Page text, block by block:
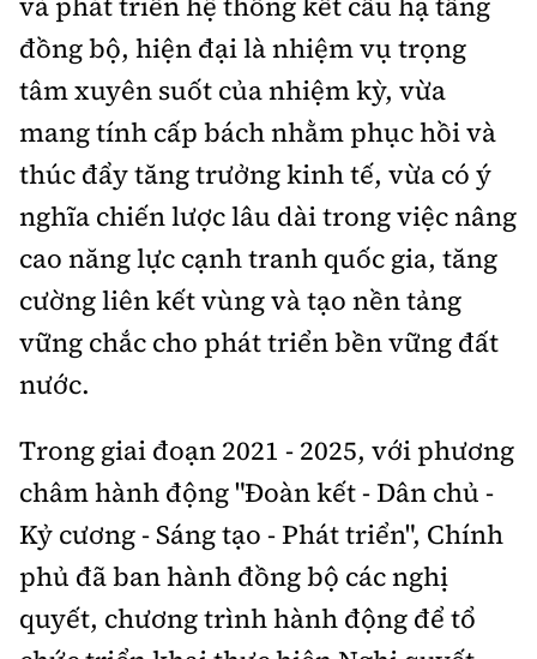
đồng bộ, hiện đại là nhiệm vụ trọng
tâm xuyên suốt của nhiệm kỳ, vừa
mang tính cấp bách nhằm phục hồi và
thúc đẩy tăng trưởng kinh tế, vừa có ý
nghĩa chiến lược lâu dài trong việc nâng
cao năng lực cạnh tranh quốc gia, tăng
cường liên kết vùng và tạo nền tảng
vững chắc cho phát triển bền vững đất
nước.
Trong giai đoạn 2021 - 2025, với phương
châm hành động "Đoàn kết - Dân chủ -
Kỷ cương - Sáng tạo - Phát triển", Chính
phủ đã ban hành đồng bộ các nghị
quyết, chương trình hành động để tổ